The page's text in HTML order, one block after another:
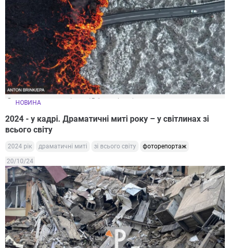
НОВИНА
2024 - у кадрі. Драматичні миті року – у світлинах зі
всього світу
2024 рік драматичні миті зі всього світу фоторепортаж
20/10/24